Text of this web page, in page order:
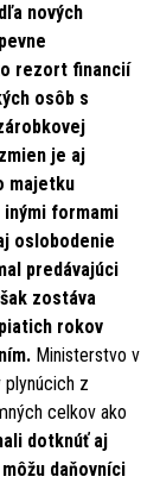
nových
rezort financií
osôb s
je aj
majetku
formami
oslobodenie
predávajúci
zostáva
rokov
Ministerstvo v
plynúcich z
celkov ako
dotknúť aj
daňovníci